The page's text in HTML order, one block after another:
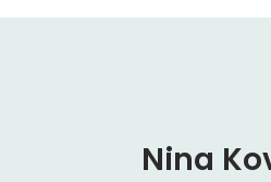
Nina